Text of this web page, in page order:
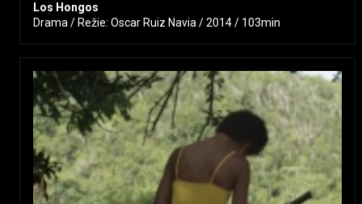
Los Hongos
Drama / Režie: Oscar Ruiz Navia / 2014 / 103min